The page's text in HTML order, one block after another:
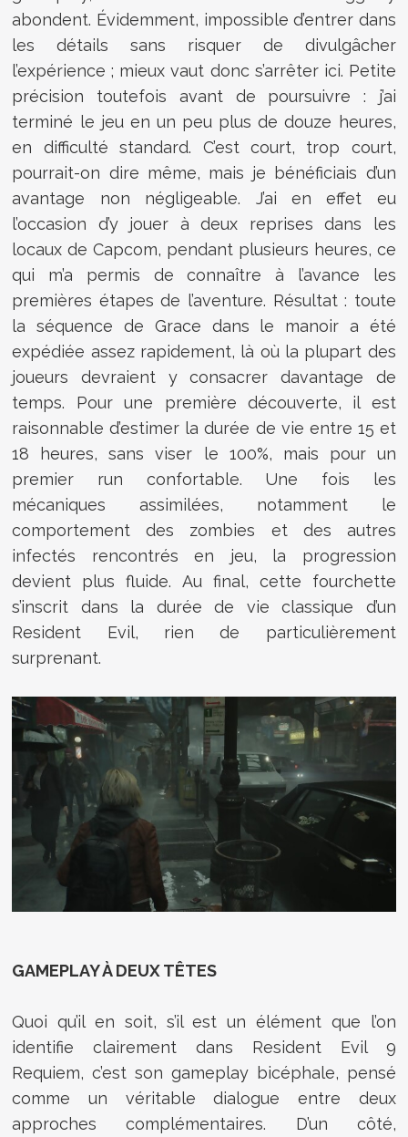
abondent. Évidemment, impossible d’entrer dans
les détails sans risquer de divulgâcher
l’expérience ; mieux vaut donc s’arrêter ici. Petite
précision toutefois avant de poursuivre : j’ai
terminé le jeu en un peu plus de douze heures,
en difficulté standard. C’est court, trop court,
pourrait-on dire même, mais je bénéficiais d’un
avantage non négligeable. J’ai en effet eu
l’occasion d’y jouer à deux reprises dans les
locaux de Capcom, pendant plusieurs heures, ce
qui m’a permis de connaître à l’avance les
premières étapes de l’aventure. Résultat : toute
la séquence de Grace dans le manoir a été
expédiée assez rapidement, là où la plupart des
joueurs devraient y consacrer davantage de
temps. Pour une première découverte, il est
raisonnable d’estimer la durée de vie entre 15 et
18 heures, sans viser le 100%, mais pour un
premier run confortable. Une fois les
mécaniques assimilées, notamment le
comportement des zombies et des autres
infectés rencontrés en jeu, la progression
devient plus fluide. Au final, cette fourchette
s’inscrit dans la durée de vie classique d’un
Resident Evil, rien de particulièrement
surprenant.
GAMEPLAY À DEUX TÊTES
Quoi qu’il en soit, s’il est un élément que l’on
identifie clairement dans Resident Evil 9
Requiem, c’est son gameplay bicéphale, pensé
comme un véritable dialogue entre deux
approches complémentaires. D’un côté,